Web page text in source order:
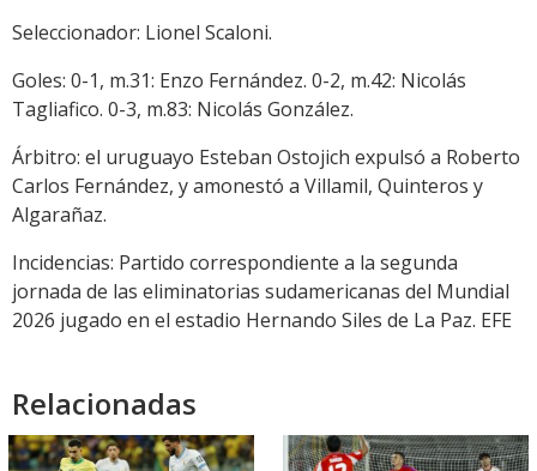
Seleccionador: Lionel Scaloni.
Goles: 0-1, m.31: Enzo Fernández. 0-2, m.42: Nicolás
Tagliafico. 0-3, m.83: Nicolás González.
Árbitro: el uruguayo Esteban Ostojich expulsó a Roberto
Carlos Fernández, y amonestó a Villamil, Quinteros y
Algarañaz.
Incidencias: Partido correspondiente a la segunda
jornada de las eliminatorias sudamericanas del Mundial
2026 jugado en el estadio Hernando Siles de La Paz. EFE
Relacionadas